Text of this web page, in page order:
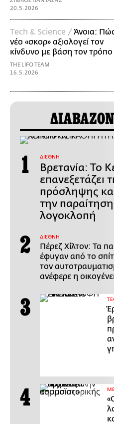
20.5.2026
Τech & Science / Άνοια:
νέο «σκορ» αξιολογεί τον
κίνδυνο με βάση τον
THE LIFO TEAM
16.5.2026
ΔΙΕΘΝΗ
Βρετανία: Το
επανεξετάζει
πρόσληψης
την
λογοκλοπή
ΔΙΕΘΝΗ
Πέρεζ Χίλτον: Τα
έφυγαν από το
τον
ανέφερε η